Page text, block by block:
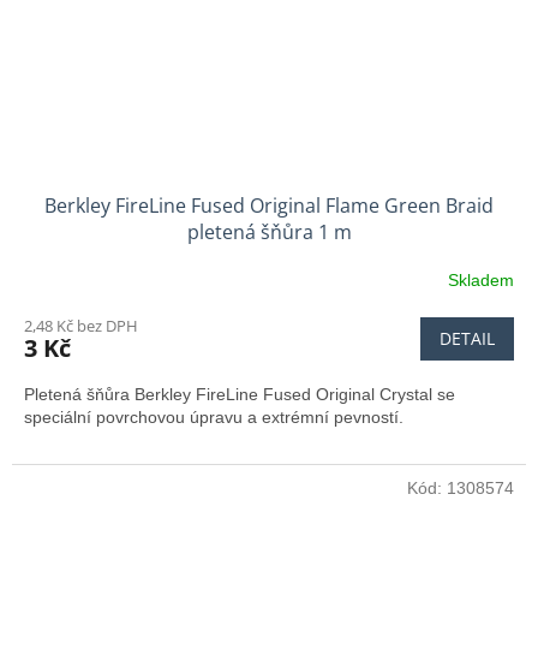
Berkley FireLine Fused Original Flame Green Braid
pletená šňůra 1 m
Skladem
2,48 Kč bez DPH
3 Kč DETAIL
Pletená šňůra Berkley FireLine Fused Original Crystal se
speciální povrchovou úpravu a extrémní pevností.
Kód: 1308574